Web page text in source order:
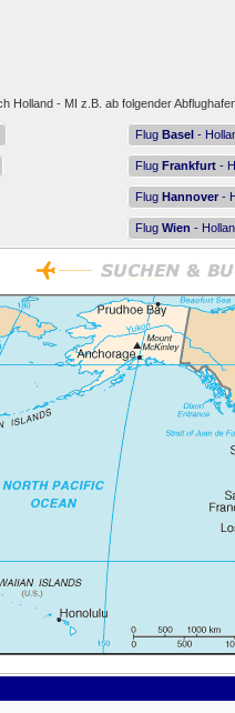
Holland - MI z.B. ab folgender
Flug Basel -
Flug Frankfurt -
Flug Hannover -
Flug Wien -